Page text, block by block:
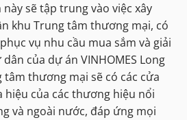
này sẽ tập trung vào việc xây
khu Trung tâm thương mại, có
vụ nhu cầu mua sắm và giải
của dự án VINHOMES Long
tâm thương mại sẽ có các cửa
hiệu của các thương hiệu nổi
và ngoài nước, đáp ứng mọi